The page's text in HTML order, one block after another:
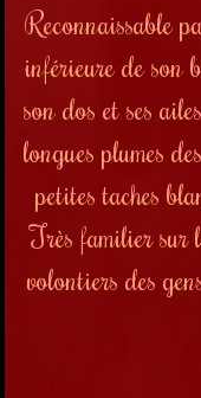
Reconnaissable
inférieure de son
son dos et ses
longues plumes
petites taches
Très familier sur
volontiers des